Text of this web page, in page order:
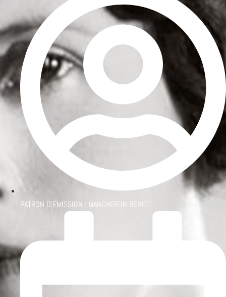
PATRON D'ÉMISSION : MANCHERON BENOÎT